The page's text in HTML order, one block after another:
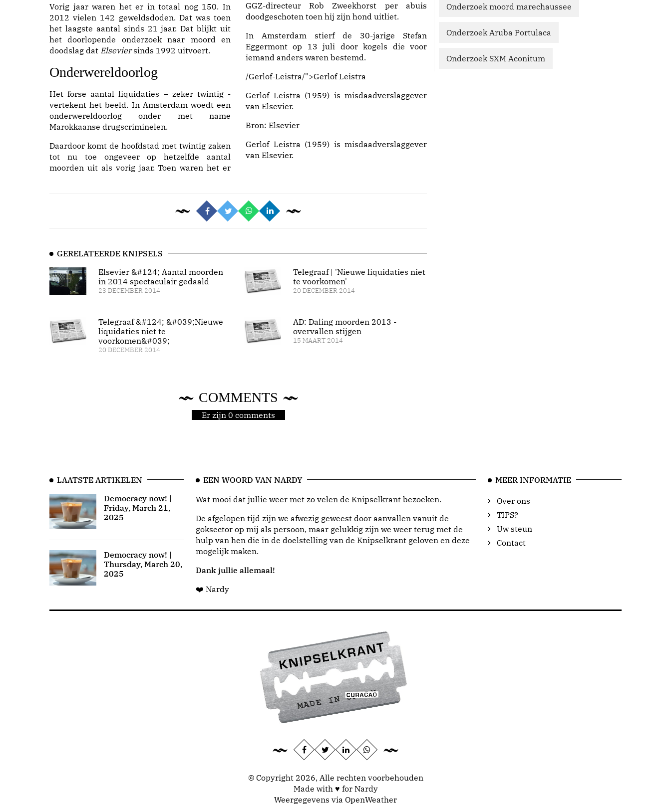
Vorig jaar waren het er in totaal nog 150. In
2012 vielen 142 geweldsdoden. Dat was toen
het laagste aantal sinds 21 jaar. Dat blijkt uit
het doorlopende onderzoek naar moord en
doodslag dat Elseviersinds 1992 uitvoert.
Onderwereldoorlog
Het forse aantal liquidaties – zeker twintig -
vertekent het beeld. In Amsterdam woedt een
onderwereldoorlog onder met name
Marokkaanse drugscriminelen.
Daardoor komt de hoofdstad met twintig zaken
tot nu toe ongeveer op hetzelfde aantal
moorden uit als vorig jaar. Toen waren het er
GGZ-directeur Rob Zweekhorst per abuis
doodgeschoten toen hij zijn hond uitliet.
In Amsterdam stierf de 30-jarige Stefan
Eggermont op 13 juli door kogels die voor
iemand anders waren bestemd.
/Gerlof-Leistra/">Gerlof Leistra
Gerlof Leistra (1959) is misdaadverslaggever
van Elsevier.
Bron: Elsevier
Gerlof Leistra (1959) is misdaadverslaggever
van Elsevier.
GERELATEERDE KNIPSELS
Elsevier &#124; Aantal moorden
in 2014 spectaculair gedaald
23 DECEMBER 2014
Telegraaf &#124; &#039;Nieuwe
liquidaties niet te
voorkomen&#039;
20 DECEMBER 2014
Telegraaf | 'Nieuwe liquidaties niet
te voorkomen'
20 DECEMBER 2014
AD: Daling moorden 2013 -
overvallen stijgen
15 MAART 2014
COMMENTS
Er zijn 0 comments
Onderzoek moord marechaussee
Onderzoek Aruba Portulaca
Onderzoek SXM Aconitum
LAATSTE ARTIKELEN
Democracy now! |
Friday, March 21,
2025
Democracy now! |
Thursday, March 20,
2025
EEN WOORD VAN NARDY
Wat mooi dat jullie weer met zo velen de Knipselkrant bezoeken.
De afgelopen tijd zijn we afwezig geweest door aanvallen vanuit de
goksector op mij als persoon, maar gelukkig zijn we weer terug met de
hulp van hen die in de doelstelling van de Knipselkrant geloven en deze
mogelijk maken.
Dank jullie allemaal!
❤️ Nardy
MEER INFORMATIE
Over ons
TIPS?
Uw steun
Contact
© Copyright 2026, Alle rechten voorbehouden
Made with ♥ for Nardy
Weergegevens via OpenWeather